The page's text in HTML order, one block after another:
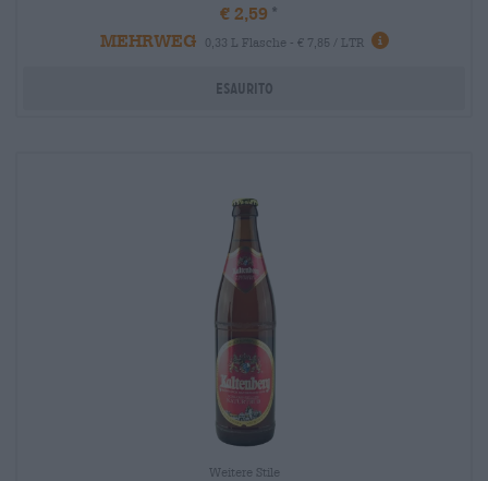
€ 2,59
MEHRWEG
0,33 L Flasche - € 7,85 / LTR info
Esaurito
Weitere Stile